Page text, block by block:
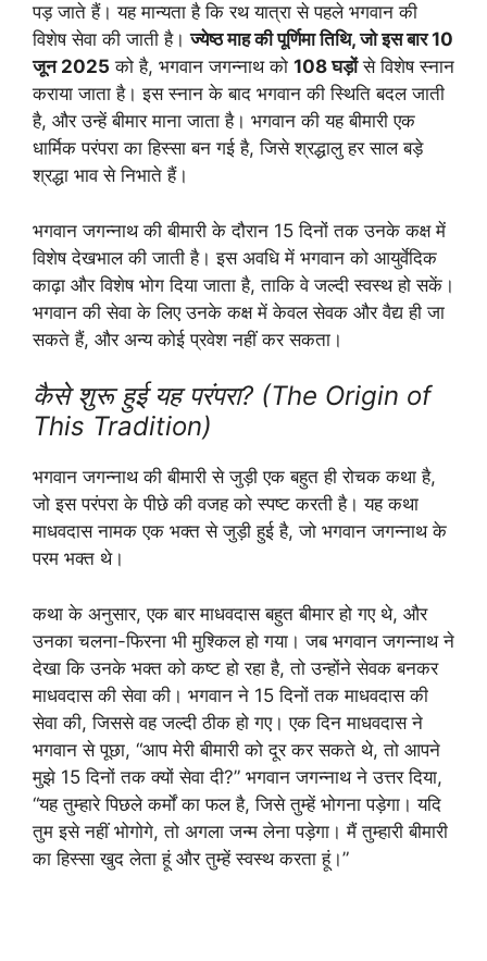
पड़ जाते हैं। यह मान्यता है कि रथ यात्रा से पहले भगवान की
विशेष सेवा की जाती है।ज्येष्ठ माह की पूर्णिमा तिथि, जो इस बार 10
जून 2025 को है, भगवान जगन्नाथ को 108 घड़ोंसे विशेष स्नान
कराया जाता है। इस स्नान के बाद भगवान की स्थिति बदल जाती
है, और उन्हें बीमार माना जाता है। भगवान की यह बीमारी एक
धार्मिक परंपरा का हिस्सा बन गई है, जिसे श्रद्धालु हर साल बड़े
श्रद्धा भाव से निभाते हैं।
भगवान जगन्नाथ की बीमारी के दौरान 15 दिनों तक उनके कक्ष में
विशेष देखभाल की जाती है। इस अवधि में भगवान को आयुर्वेदिक
काढ़ा और विशेष भोग दिया जाता है, ताकि वे जल्दी स्वस्थ हो सकें।
भगवान की सेवा के लिए उनके कक्ष में केवल सेवक और वैद्य ही जा
सकते हैं, और अन्य कोई प्रवेश नहीं कर सकता।
कैसे शुरू हुई यह परंपरा? (The Origin of
This Tradition)
भगवान जगन्नाथ की बीमारी से जुड़ी एक बहुत ही रोचक कथा है,
जो इस परंपरा के पीछे की वजह को स्पष्ट करती है। यह कथा
माधवदास नामक एक भक्त से जुड़ी हुई है, जो भगवान जगन्नाथ के
परम भक्त थे।
कथा के अनुसार, एक बार माधवदास बहुत बीमार हो गए थे, और
उनका चलना-फिरना भी मुश्किल हो गया। जब भगवान जगन्नाथ ने
देखा कि उनके भक्त को कष्ट हो रहा है, तो उन्होंने सेवक बनकर
माधवदास की सेवा की। भगवान ने 15 दिनों तक माधवदास की
सेवा की, जिससे वह जल्दी ठीक हो गए। एक दिन माधवदास ने
भगवान से पूछा, “आप मेरी बीमारी को दूर कर सकते थे, तो आपने
मुझे 15 दिनों तक क्यों सेवा दी?” भगवान जगन्नाथ ने उत्तर दिया,
“यह तुम्हारे पिछले कर्मों का फल है, जिसे तुम्हें भोगना पड़ेगा। यदि
तुम इसे नहीं भोगोगे, तो अगला जन्म लेना पड़ेगा। मैं तुम्हारी बीमारी
का हिस्सा खुद लेता हूं और तुम्हें स्वस्थ करता हूं।”